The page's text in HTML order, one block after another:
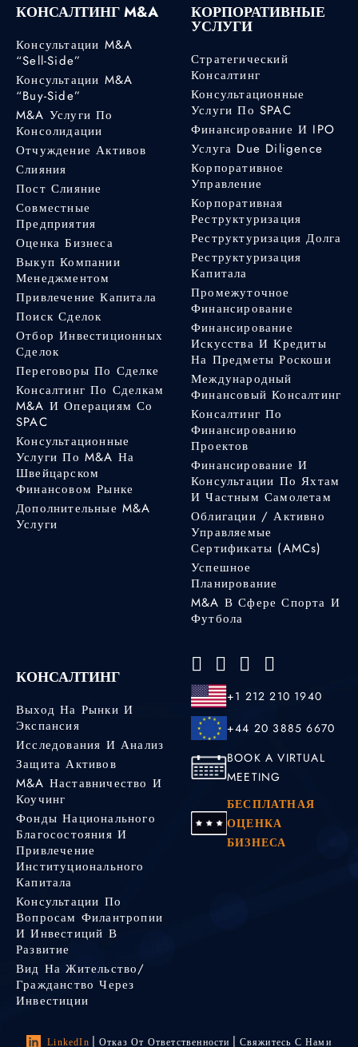
КОНСАЛТИНГ M&A
Консультации M&A
“Sell-Side”
Консультации M&A
“Buy-Side”
M&A Услуги По
Консолидации
Отчуждение Активов
Слияния
Пост Слияние
Совместные
Предприятия
Оценка Бизнеса
Выкуп Компании
Менеджментом
Привлечение Капитала
Поиск Сделок
Отбор Инвестиционных
Сделок
Переговоры По Сделке
Консалтинг По Сделкам
M&A И Операциям Со
SPAC
Консультационные
Услуги По M&A На
Швейцарском
Финансовом Рынке
Дополнительные M&A
Услуги
КОРПОРАТИВНЫЕ
УСЛУГИ
Стратегический
Консалтинг
Консультационные
Услуги По SPAC
Финансирование И IPO
Услуга Due Diligence
Корпоративное
Управление
Корпоративная
Реструктуризация
Реструктуризация Долга
Реструктуризация
Капитала
Промежуточное
Финансирование
Финансирование
Искусства И Кредиты
На Предметы Роскоши
Международный
Финансовый Консалтинг
Консалтинг По
Финансированию
Проектов
Финансирование И
Консультации По Яхтам
И Частным Самолетам
Облигации / Активно
Управляемые
Сертификаты (AMCs)
Успешное
Планирование
M&A В Сфере Спорта И
Футбола
КОНСАЛТИНГ
Выход На Рынки И
Экспансия
Исследования И Анализ
Защита Активов
M&A Наставничество И
Коучинг
Фонды Национального
Благосостояния И
Привлечение
Институционального
Капитала
Консультации По
Вопросам Филантропии
И Инвестиций В
Развитие
Вид На Жительство/
Гражданство Через
Инвестиции
+1 212 210 1940
+44 20 3885 6670
BOOK A VIRTUAL
MEETING
БЕСПЛАТНАЯ
ОЦЕНКА
БИЗНЕСА
LinkedIn Отказ От Ответственности
Свяжитесь С Нами